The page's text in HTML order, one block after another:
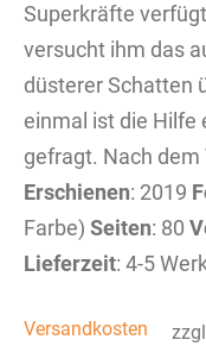
Superkräfte
versucht ihm das
düsterer Schatten
einmal ist die Hilfe
gefragt. Nach dem
Erschienen: 2019
Farbe) Seiten: 80
Lieferzeit: 4-5
Versandkosten